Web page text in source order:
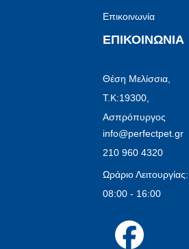
Επικοινωνία
ΕΠΙΚΟΙΝΩΝΙΑ
Θέση Μελίσσια,
Τ.Κ:19300,
Ασπρόπυργος
info@perfectpet.gr
210 960 4320
Ωράριο Λειτουργίας:
08:00 - 16:00